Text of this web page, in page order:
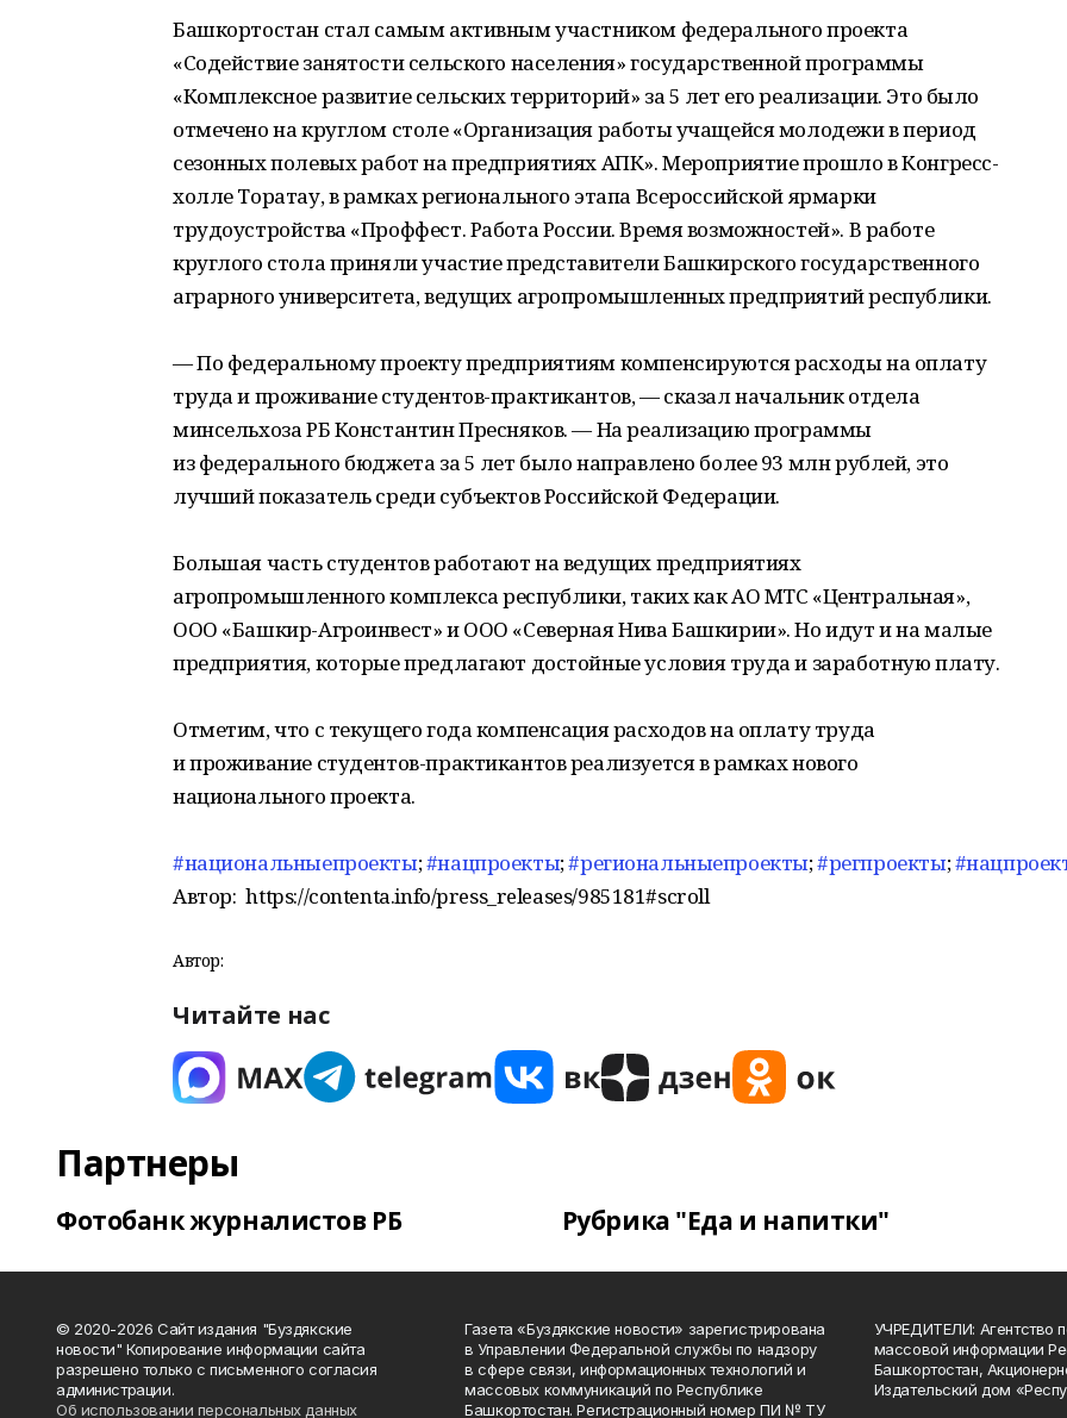
Башкортостан стал самым активным участником федерального проекта
«Содействие занятости сельского населения» государственной программы
«Комплексное развитие сельских территорий» за 5 лет его реализации. Это было
отмечено на круглом столе «Организация работы учащейся молодежи в период
сезонных полевых работ на предприятиях АПК». Мероприятие прошло в Конгресс-
холле Торатау, в рамках регионального этапа Всероссийской ярмарки
трудоустройства «Проффест. Работа России. Время возможностей». В работе
круглого стола приняли участие представители Башкирского государственного
аграрного университета, ведущих агропромышленных предприятий республики.
— По федеральному проекту предприятиям компенсируются расходы на оплату
труда и проживание студентов-практикантов, — сказал начальник отдела
минсельхоза РБ Константин Пресняков. — На реализацию программы
из федерального бюджета за 5 лет было направлено более 93 млн рублей, это
лучший показатель среди субъектов Российской Федерации.
Большая часть студентов работают на ведущих предприятиях
агропромышленного комплекса республики, таких как АО МТС «Центральная»,
ООО «Башкир-Агроинвест» и ООО «Северная Нива Башкирии». Но идут и на малые
предприятия, которые предлагают достойные условия труда и заработную плату.
Отметим, что с текущего года компенсация расходов на оплату труда
и проживание студентов-практикантов реализуется в рамках нового
национального проекта.
#национальныепроекты;#нацпроекты;#региональныепроекты;#регпроекты;
Автор: https://contenta.info/press_releases/985181#scroll
Автор:
Читайте нас
Партнеры
Фотобанк журналистов РБ Рубрика "Еда и напитки"
© 2020-2026 Сайт издания "Буздякские
новости" Копирование информации сайта
разрешено только с письменного согласия
администрации.
Об использовании персональных данных
Газета «Буздякские новости» зарегистрирована
в Управлении Федеральной службы по надзору
в сфере связи, информационных технологий и
массовых коммуникаций по Республике
Башкортостан. Регистрационный номер ПИ № ТУ
УЧРЕДИТЕЛИ: Агентство
массовой информации
Башкортостан,
Издательский дом